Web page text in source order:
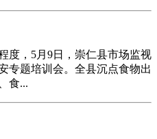
度，5月9日，崇仁县市场监视
专题培训会。全县沉点食物出
食...